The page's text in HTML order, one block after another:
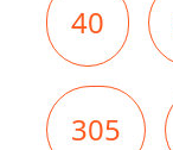
40
305